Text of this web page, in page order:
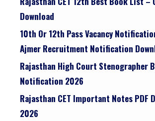
Download
10th Or 12th Pass Vacancy
Ajmer Recruitment Notification
Rajasthan High Court Stenographer
Notification 2026
Rajasthan CET Important Notes PDF
2026